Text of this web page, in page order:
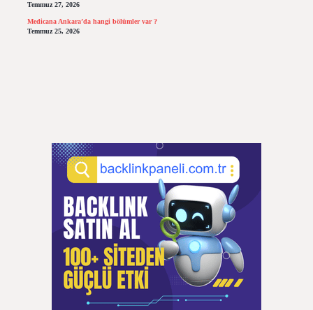
Temmuz 27, 2026
Medicana Ankara’da hangi bölümler var ?
Temmuz 25, 2026